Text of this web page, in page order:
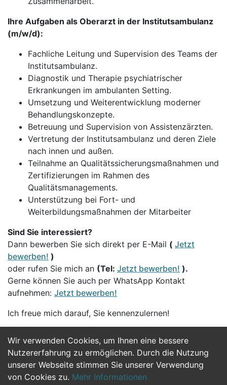
Wir verwenden Cookies, um Ihnen eine bessere
Nutzererfahrung zu ermöglichen. Durch die Nutzung
unserer Webseite stimmen Sie unserer Verwendung
von Cookies zu. Mehr Informationen
Ihre Aufgaben als Oberarzt in der Institutsambulanz
(m/w/d):
Fachliche Leitung und Supervision des Teams der
Institutsambulanz.
Diagnostik und Therapie psychiatrischer
Erkrankungen im ambulanten Setting.
Umsetzung und Weiterentwicklung moderner
Behandlungskonzepte.
Betreuung und Supervision von Assistenzärzten.
Vertretung der Institutsambulanz und deren Ziele
nach innen und außen.
Teilnahme an Qualitätssicherungsmaßnahmen und
Zertifizierungen im Rahmen des
Qualitätsmanagements.
Unterstützung bei Fort- und
Weiterbildungsmaßnahmen der Mitarbeiter
Sind Sie interessiert?
Dann bewerben Sie sich direkt per E-Mail ( Jetzt
bewerben! )
oder rufen Sie mich an (Tel: Jetzt bewerben! ).
Gerne können Sie auch per WhatsApp Kontakt
aufnehmen: Jetzt bewerben!
Ich freue mich darauf, Sie kennenzulernen!
Jetzt Bewerben